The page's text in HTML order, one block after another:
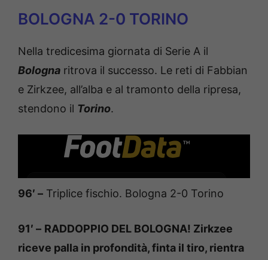
BOLOGNA 2-0 TORINO
Nella tredicesima giornata di Serie A il
Bologna ritrova il successo. Le reti di Fabbian
e Zirkzee, all’alba e al tramonto della ripresa,
stendono il Torino.
96′ – Triplice fischio. Bologna 2-0 Torino
91′ – RADDOPPIO DEL BOLOGNA! Zirkzee
riceve palla in profondità, finta il tiro, rientra